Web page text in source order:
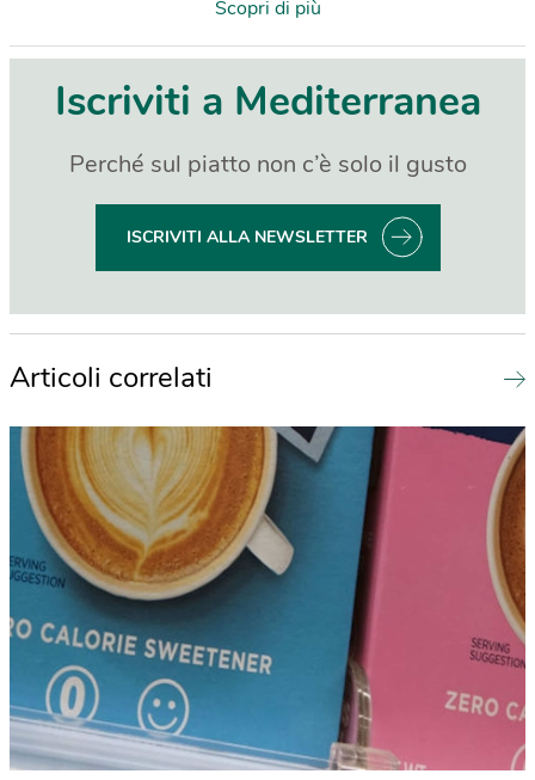
Scopri di più
Iscriviti a Mediterranea
Perché sul piatto non c’è solo il gusto
ISCRIVITI ALLA NEWSLETTER
Articoli correlati